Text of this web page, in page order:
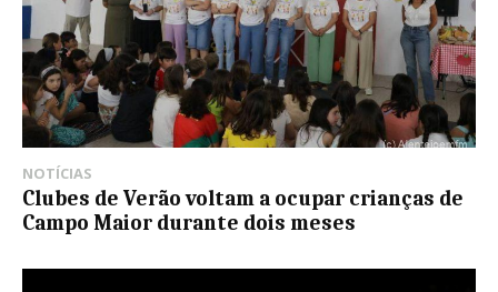
NOTÍCIAS
Clubes de Verão voltam a ocupar crianças de
Campo Maior durante dois meses